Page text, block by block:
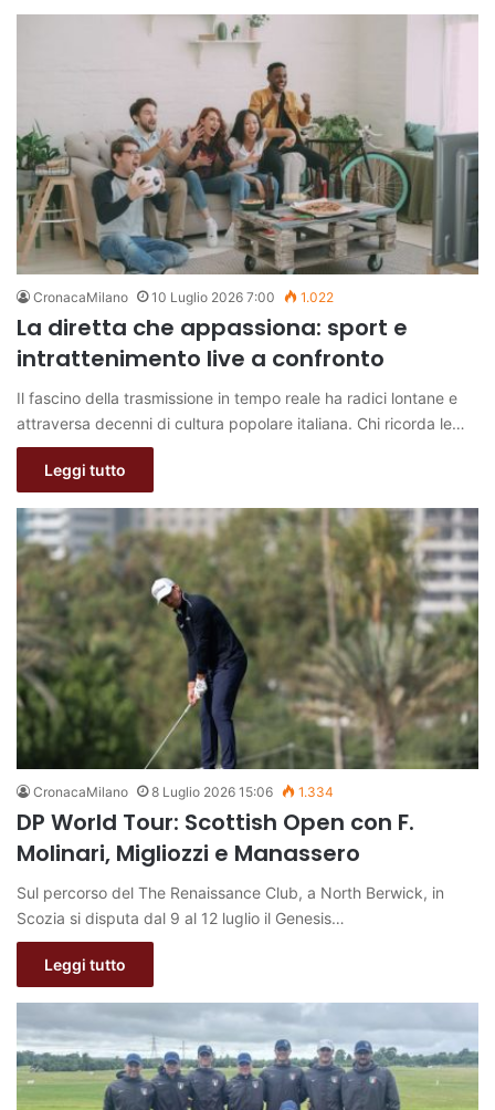
CronacaMilano 10 Luglio 2026 7:00 1.022
La diretta che appassiona: sport e
intrattenimento live a confronto
Il fascino della trasmissione in tempo reale ha radici lontane e
attraversa decenni di cultura popolare italiana. Chi ricorda le…
Leggi tutto
CronacaMilano 8 Luglio 2026 15:06 1.334
DP World Tour: Scottish Open con F.
Molinari, Migliozzi e Manassero
Sul percorso del The Renaissance Club, a North Berwick, in
Scozia si disputa dal 9 al 12 luglio il Genesis…
Leggi tutto